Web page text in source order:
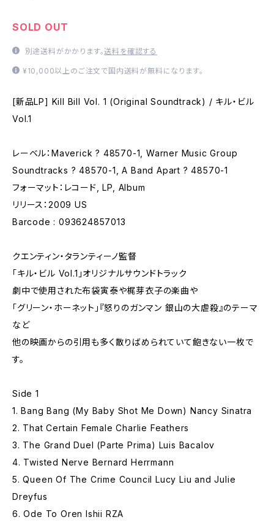
SOLD OUT
別途送料がかかります。送料を確認する
¥10,000以上のご注文で国内送料が無料になります。
[新品LP] Kill Bill Vol. 1 (Original Soundtrack) / キル・ビル
Vol.1
レーベル：Maverick ? 48570-1, Warner Music Group
Soundtracks ? 48570-1, A Band Apart ? 48570-1
フォーマット：レコード, LP, Album
リリース：2009 US
Barcode : 093624857013
クエンティン・タランティーノ監督
「キル・ビル Vol.1」オリジナルサウンドトラック
劇中で使用された布袋寅泰や梶芽衣子の楽曲や
「グリーン・ホーネット」『怒りのガンマン 銀山の大虐殺』のテーマ
など
他の映画からの引用も多く散りばめられていて飽きない一枚で
す。
Side 1
1. Bang Bang (My Baby Shot Me Down) Nancy Sinatra
2. That Certain Female Charlie Feathers
3. The Grand Duel (Parte Prima) Luis Bacalov
4. Twisted Nerve Bernard Herrmann
5. Queen Of The Crime Council Lucy Liu and Julie
Dreyfus
6. Ode To Oren Ishii RZA